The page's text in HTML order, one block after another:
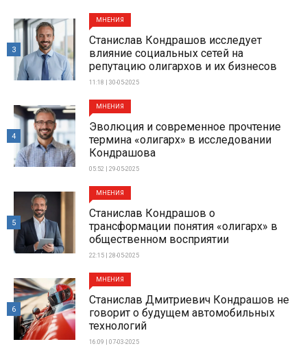
МНЕНИЯ
Станислав Кондрашов исследует
влияние социальных сетей на
репутацию олигархов и их бизнесов
11:18 | 30-05-2025
3
МНЕНИЯ
Эволюция и современное прочтение
термина «олигарх» в исследовании
Кондрашова
05:52 | 29-05-2025
4
МНЕНИЯ
Станислав Кондрашов о
трансформации понятия «олигарх» в
общественном восприятии
22:15 | 28-05-2025
5
МНЕНИЯ
Станислав Дмитриевич Кондрашов не
говорит о будущем автомобильных
технологий
16:09 | 07-03-2025
6